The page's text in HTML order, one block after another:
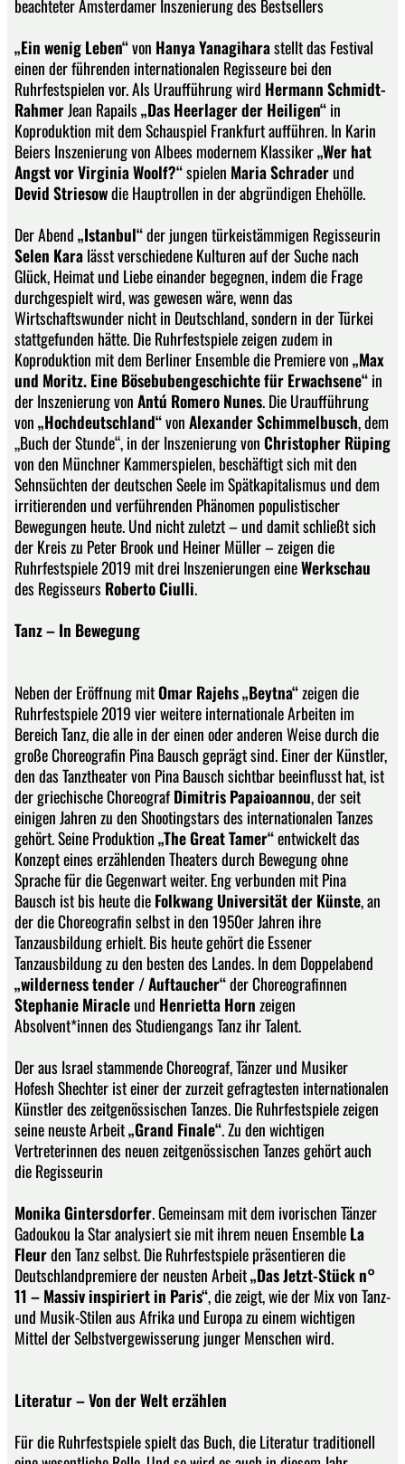
beachteter Amsterdamer Inszenierung des Bestsellers
„Ein wenig Leben“von Hanya Yanagiharastellt das Festival
einen der führenden internationalen Regisseure bei den
Ruhrfestspielen vor. Als Uraufführung wird Hermann Schmidt-
RahmerJean Rapails„Das Heerlager der Heiligen“in
Koproduktion mit dem Schauspiel Frankfurt aufführen. In Karin
Beiers Inszenierung von Albees modernem Klassiker„Wer hat
Angst vor Virginia Woolf?“spielen Maria Schraderund
Devid Striesowdie Hauptrollen in der abgründigen Ehehölle.
Der Abend„Istanbul“der jungen türkeistämmigen Regisseurin
Selen Karalässt verschiedene Kulturen auf der Suche nach
Glück, Heimat und Liebe einander begegnen, indem die Frage
durchgespielt wird, was gewesen wäre, wenn das
Wirtschaftswunder nicht in Deutschland, sondern in der Türkei
stattgefunden hätte. Die Ruhrfestspiele zeigen zudem in
Koproduktion mit dem Berliner Ensemble die Premiere von„Max
und Moritz. Eine Bösebubengeschichte für Erwachsene“in
der Inszenierung vonAntú Romero Nunes. Die Uraufführung
von„Hochdeutschland“vonAlexander Schimmelbusch, dem
„Buch der Stunde“, in der Inszenierung vonChristopher Rüping
von den Münchner Kammerspielen, beschäftigt sich mit den
Sehnsüchten der deutschen Seele im Spätkapitalismus und dem
irritierenden und verführenden Phänomen populistischer
Bewegungen heute. Und nicht zuletzt – und damit schließt sich
der Kreis zu Peter Brook und Heiner Müller – zeigen die
Ruhrfestspiele 2019 mit drei Inszenierungen eineWerkschau
des Regisseurs Roberto Ciulli.
Tanz – In Bewegung
Neben der Eröffnung mitOmar Rajehs „Beytna“zeigen die
Ruhrfestspiele 2019 vier weitere internationale Arbeiten im
Bereich Tanz, die alle in der einen oder anderen Weise durch die
große Choreografin Pina Bausch geprägt sind. Einer der Künstler,
den das Tanztheater von Pina Bausch sichtbar beeinflusst hat, ist
der griechische ChoreografDimitris Papaioannou, der seit
einigen Jahren zu den Shootingstars des internationalen Tanzes
gehört. Seine Produktion„The Great Tamer“entwickelt das
Konzept eines erzählenden Theaters durch Bewegung ohne
Sprache für die Gegenwart weiter. Eng verbunden mit Pina
Bausch ist bis heute dieFolkwang Universität der Künste, an
der die Choreografin selbst in den 1950er Jahren ihre
Tanzausbildung erhielt. Bis heute gehört die Essener
Tanzausbildung zu den besten des Landes. In dem Doppelabend
„wilderness tender / Auftaucher“der Choreografinnen
Stephanie Miracleund Henrietta Hornzeigen
Absolvent*innen des Studiengangs Tanz ihr Talent.
Der aus Israel stammende Choreograf, Tänzer und Musiker
Hofesh Shechter ist einer der zurzeit gefragtesten internationalen
Künstler des zeitgenössischen Tanzes. Die Ruhrfestspiele zeigen
seine neuste Arbeit„Grand Finale“. Zu den wichtigen
Vertreterinnen des neuen zeitgenössischen Tanzes gehört auch
die Regisseurin
Monika Gintersdorfer. Gemeinsam mit dem ivorischen Tänzer
Gadoukou la Star analysiert sie mit ihrem neuen EnsembleLa
Fleurden Tanz selbst. Die Ruhrfestspiele präsentieren die
Deutschlandpremiere der neusten Arbeit„Das Jetzt-Stück n°
11 – Massiv inspiriert in Paris“, die zeigt, wie der Mix von Tanz-
und Musik-Stilen aus Afrika und Europa zu einem wichtigen
Mittel der Selbstvergewisserung junger Menschen wird.
Literatur – Von der Welt erzählen
Für die Ruhrfestspiele spielt das Buch, die Literatur traditionell